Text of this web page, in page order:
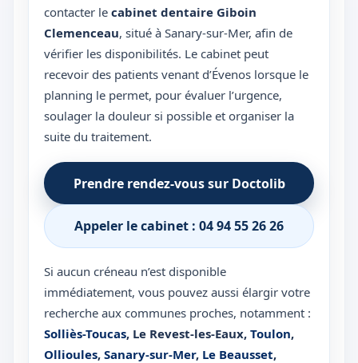
contacter lecabinet dentaire Giboin
Clemenceau, situé à Sanary-sur-Mer, afin de
vérifier les disponibilités. Le cabinet peut
recevoir des patients venant d’Évenos lorsque le
planning le permet, pour évaluer l’urgence,
soulager la douleur si possible et organiser la
suite du traitement.
Prendre rendez-vous sur Doctolib
Appeler le cabinet : 04 94 55 26 26
Si aucun créneau n’est disponible
immédiatement, vous pouvez aussi élargir votre
recherche aux communes proches, notamment :
Solliès-Toucas, Le Revest-les-Eaux,Toulon,
Ollioules,Sanary-sur-Mer, Le Beausset,